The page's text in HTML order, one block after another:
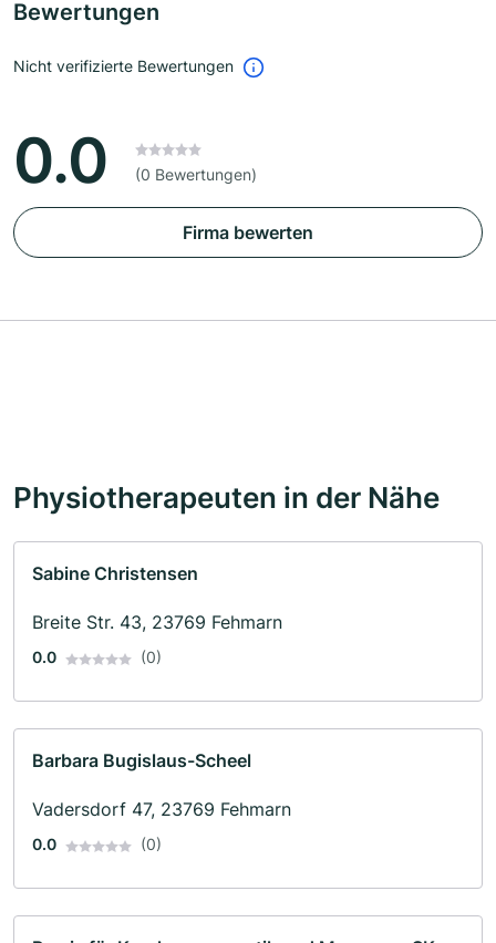
Bewertungen
Nicht verifizierte Bewertungen
0.0 (0 Bewertungen)
Firma bewerten
Physiotherapeuten in der Nähe
Sabine Christensen
Breite Str. 43, 23769 Fehmarn
0.0 (0)
Barbara Bugislaus-Scheel
Vadersdorf 47, 23769 Fehmarn
0.0 (0)